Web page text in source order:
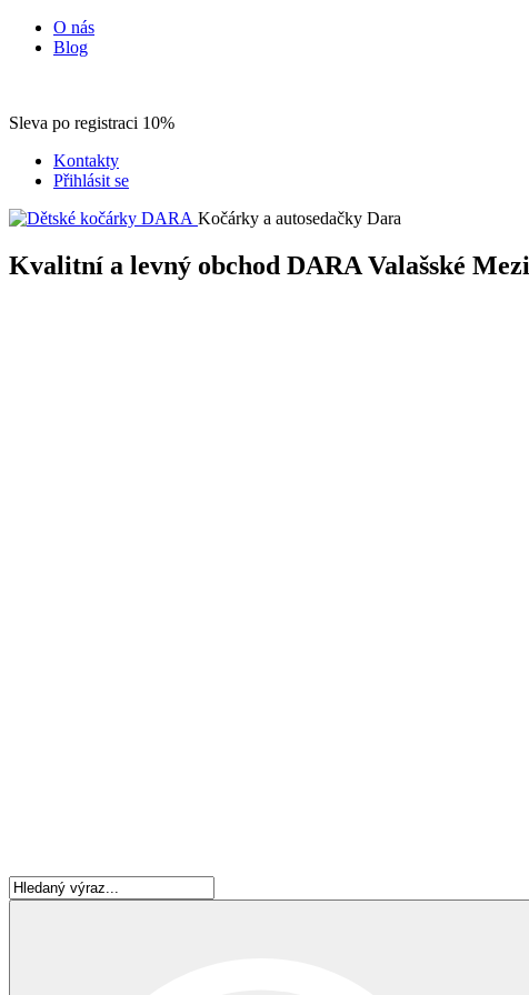
O nás
Blog
Sleva po registraci 10%
Kontakty
Přihlásit se
Kočárky a autosedačky Dara
Kvalitní a levný obchod DARA Valašské